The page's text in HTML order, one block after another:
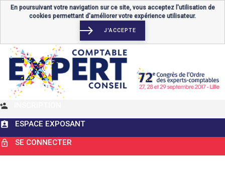
ESPACE EXPOSANT
SE CONNECTER
En poursuivant votre navigation sur ce site, vous acceptez l'utilisation de
cookies permettant d'améliorer votre expérience utilisateur.
J'ACCEPTE